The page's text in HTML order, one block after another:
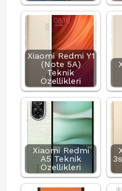
Xiaomi Redmi Y1
(Note 5A)
Teknik
Özellikleri
Xiaomi Redmi
A5 Teknik
Özellikleri